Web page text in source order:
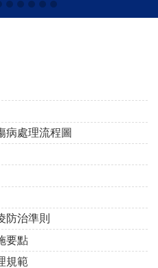
病處理流程圖
防治準則
要點
規範